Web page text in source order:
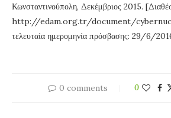
Κωνσταντινούπολη, Δεκέμβριος 2015.
http://edam.org.tr/document/
τελευταία ημερομηνία πρόσβασης: 29/6/
0 comments 0